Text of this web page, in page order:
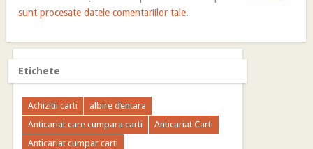
sunt procesate datele comentariilor tale.
Etichete
Achizitii carti
albire dentara
Anticariat care cumpara carti
Anticariat Carti
Anticariat cumpar carti